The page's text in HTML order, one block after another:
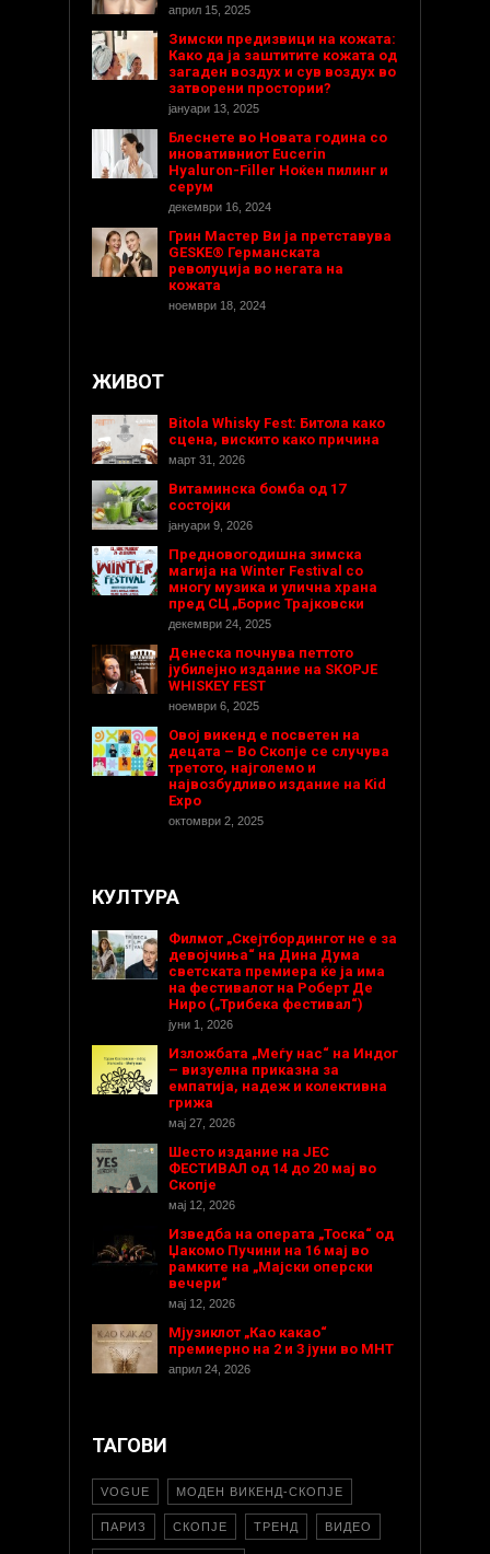
април 15, 2025
Зимски предизвици на кожата:
Како да ја заштитите кожата од
загаден воздух и сув воздух во
затворени простории?
јануари 13, 2025
Блеснете во Новата година со
иновативниот Eucerin
Hyaluron-Filler Ноќен пилинг и
серум
декември 16, 2024
Грин Мастер Ви ја претставува
GESKE® Германската
револуција во негата на
кожата
ноември 18, 2024
ЖИВОТ
Bitola Whisky Fest: Битола како
сцена, вискито како причина
март 31, 2026
Витаминска бомба од 17
состојки
јануари 9, 2026
Предновогодишнa зимска
магија на Winter Festival со
многу музика и улична храна
пред СЦ „Борис Трајковски
декември 24, 2025
Денеска почнува петтото
јубилејно издание на SKOPJE
WHISKEY FEST
ноември 6, 2025
Овој викенд е посветен на
децата – Во Скопје се случува
третото, најголемо и
највозбудливо издание на Kid
Expo
октомври 2, 2025
КУЛТУРА
Филмот „Скејтбордингот не е за
девојчиња“ на Дина Дума
светската премиера ќе ја има
на фестивалот на Роберт Де
Ниро („Трибека фестивал“)
јуни 1, 2026
Изложбата „Меѓу нас“ на Индог
– визуелна приказна за
емпатија, надеж и колективна
грижа
мај 27, 2026
Шесто издание на ЈЕС
ФЕСТИВАЛ од 14 до 20 мај во
Скопје
мај 12, 2026
Изведба на операта „Тоска“ од
Џакомо Пучини на 16 мај во
рамките на „Мајски оперски
вечери“
мај 12, 2026
Мјузиклот „Као какао“
премиерно на 2 и 3 јуни во МНТ
април 24, 2026
ТАГОВИ
VOGUE МОДЕН ВИКЕНД-СКОПЈЕ
ПАРИЗ СКОПЈЕ ТРЕНД ВИДЕО